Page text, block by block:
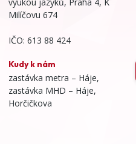
výukou jazyků, Praha 4, K
Milíčovu 674
IČO: 613 88 424
Kudy k nám
zastávka metra – Háje,
zastávka MHD – Háje,
Horčičkova